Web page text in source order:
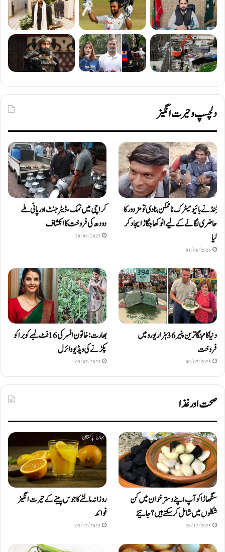
دلچسپ و حیرت انگیز
ٹِنڈ نے بائیومیٹرک ناممکن بنا دی تو مزدور کا
حاضری لگانے کے لیے انوکھا جگاڑ ایجاد کر
لیا
01/06/2026
کراچی میں نمک، ڈیٹرجنٹ اور پانی ملے
دودھ کی فروخت کا انکشاف
30/09/2025
دنیا کا مہنگا ترین پنیر 36 ہزار یورو میں
فروخت
09/07/2025
بھارت: خاتون افسر کی 16 فٹ لمبے کوبرا کو
پکڑنے کی ویڈیو وائرل
09/07/2025
صحت اور غذا
سنگھاڑا کو آپ اپنے دستر خوان میں کن
شکلوں میں شامل کرسکتے ہیں ؟ جانیئے
26/12/2025
روزانہ مالٹے کا جوس پینے کے حیرت انگیز
فوائد
05/12/2025